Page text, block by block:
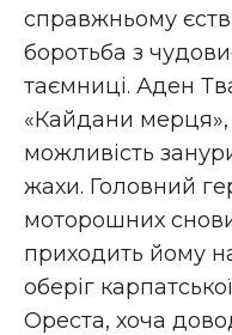
справжньому
боротьба з
таємниці. Аден
«Кайдани мерця»,
можливість
жахи. Головний
моторошних
приходить йому
оберіг
Ореста, хоча